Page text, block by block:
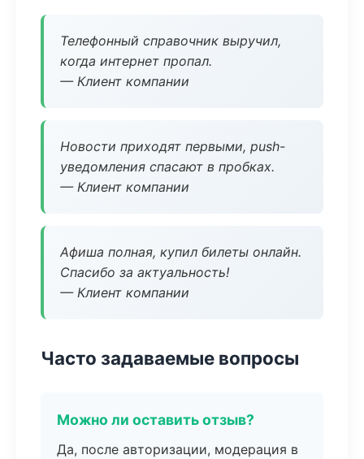
Телефонный справочник выручил,
когда интернет пропал.
— Клиент компании
Новости приходят первыми, push-
уведомления спасают в пробках.
— Клиент компании
Афиша полная, купил билеты онлайн.
Спасибо за актуальность!
— Клиент компании
Часто задаваемые вопросы
Можно ли оставить отзыв?
Да, после авторизации, модерация в